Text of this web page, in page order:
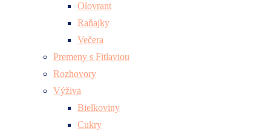
Olovrant
Raňajky
Večera
Premeny s Fitlaviou
Rozhovory
Výživa
Bielkoviny
Cukry